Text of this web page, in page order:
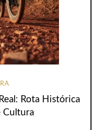
Rota Histórica
Cultura